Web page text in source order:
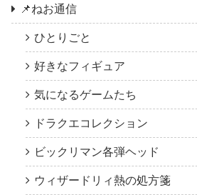
📌ねお通信
ひとりごと
好きなフィギュア
気になるゲームたち
ドラクエコレクション
ビックリマン各弾ヘッド
ウィザードリィ熱の処方箋